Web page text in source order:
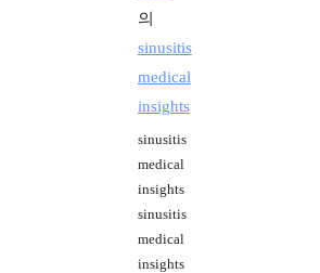
의
sinusitis
medical
insights
sinusitis
medical
insights
sinusitis
medical
insights